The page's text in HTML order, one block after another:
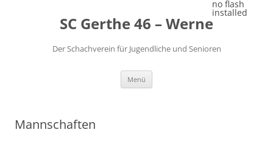
SC Gerthe 46 – Werne
Der Schachverein für Jugendliche und Senioren
Menü
Mannschaften
no flash
installed